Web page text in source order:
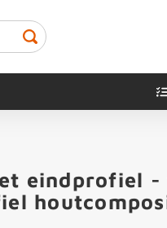
Olie -
eindprofiel